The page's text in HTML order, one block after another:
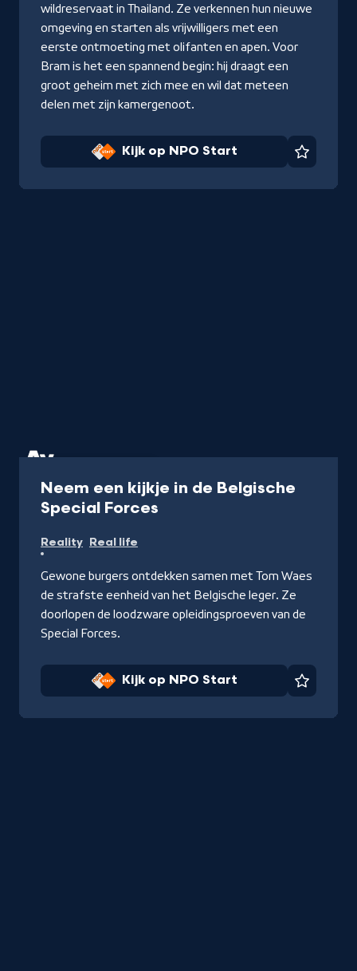
wildreservaat in Thailand. Ze verkennen hun nieuwe
omgeving en starten als vrijwilligers met een
eerste ontmoeting met olifanten en apen. Voor
Bram is het een spannend begin: hij draagt een
groot geheim met zich mee en wil dat meteen
delen met zijn kamergenoot.
Kijk op NPO Start
Neem een kijkje in de Belgische
Special Forces
NPO
Start
Reality Real life
Gewone burgers ontdekken samen met Tom Waes
de strafste eenheid van het Belgische leger. Ze
doorlopen de loodzware opleidingsproeven van de
Special Forces.
Kijk op NPO Start